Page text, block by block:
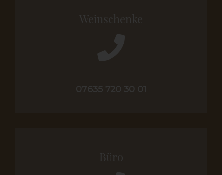
Weinschenke
07635 720 30 01
Büro